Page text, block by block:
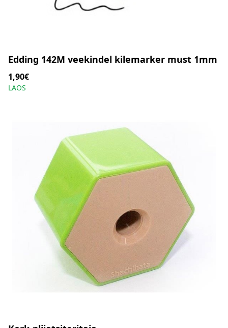
Edding 142M veekindel kilemarker must 1mm
1,90€
LAOS